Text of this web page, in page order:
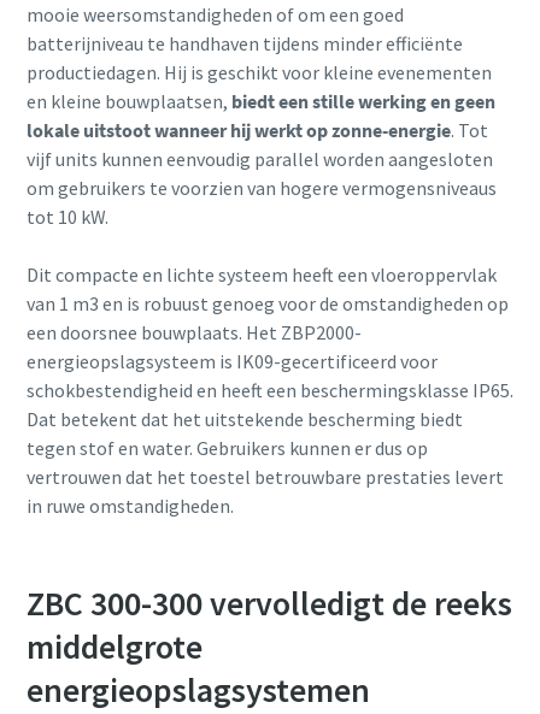
mooie weersomstandigheden of om een goed
batterijniveau te handhaven tijdens minder efficiënte
productiedagen. Hij is geschikt voor kleine evenementen
en kleine bouwplaatsen, biedt een stille werking en geen
lokale uitstoot wanneer hij werkt op zonne-energie. Tot
vijf units kunnen eenvoudig parallel worden aangesloten
om gebruikers te voorzien van hogere vermogensniveaus
tot 10 kW.
Dit compacte en lichte systeem heeft een vloeroppervlak
van 1 m3 en is robuust genoeg voor de omstandigheden op
een doorsnee bouwplaats. Het ZBP2000-
energieopslagsysteem is IK09-gecertificeerd voor
schokbestendigheid en heeft een beschermingsklasse IP65.
Dat betekent dat het uitstekende bescherming biedt
tegen stof en water. Gebruikers kunnen er dus op
vertrouwen dat het toestel betrouwbare prestaties levert
in ruwe omstandigheden.
ZBC 300-300 vervolledigt de reeks
middelgrote
energieopslagsystemen